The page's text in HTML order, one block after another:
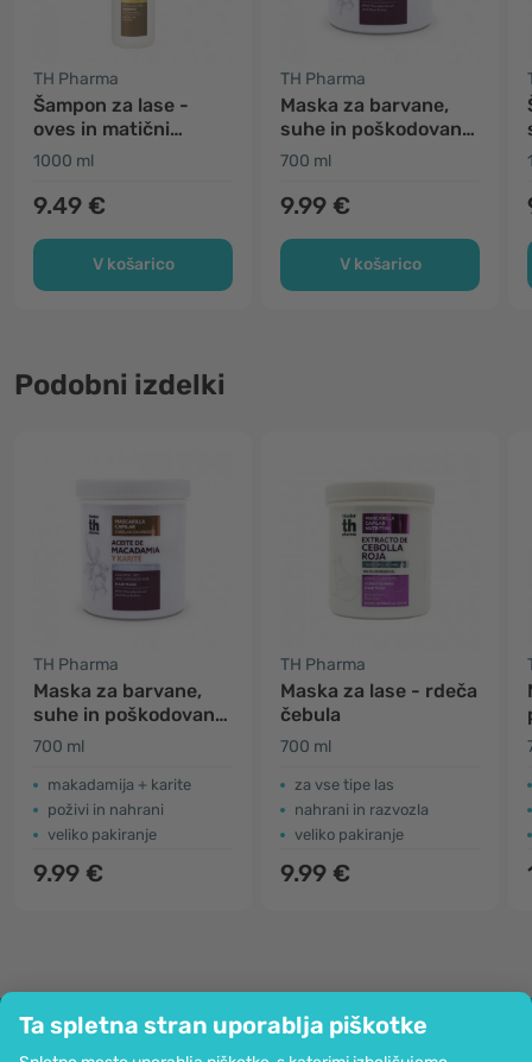
Ta spletna stran uporablja piškotke
TH Pharma
Šampon za lase -
oves in matični
mleček
1000 ml
9.49 €
V košarico
TH Pharma
Maska za barvane,
suhe in poškodovane
lase
700 ml
9.99 €
V košarico
Podobni izdelki
TH Pharma
Maska za barvane,
suhe in poškodovane
lase
700 ml
makadamija + karite
poživi in nahrani
veliko pakiranje
9.99 €
TH Pharma
Maska za lase - rdeča
čebula
700 ml
za vse tipe las
nahrani in razvozla
veliko pakiranje
9.99 €
Podjetje